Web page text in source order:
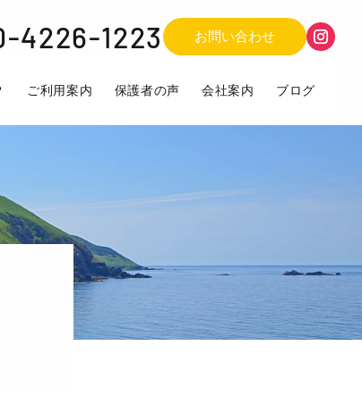
4226-1223 お問い合わせ
ご利用案内 保護者の声 会社案内 ブログ